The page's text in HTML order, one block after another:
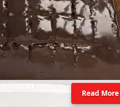
Read More